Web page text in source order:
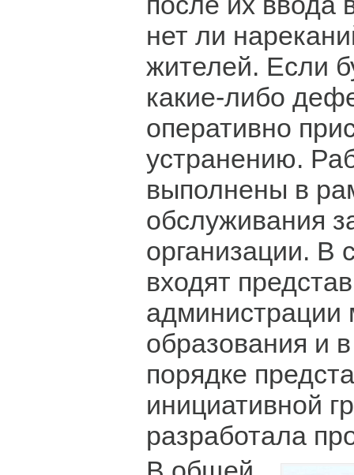
нет ли
жителей. Если
какие-либо
оперативно
устранению.
выполнены в
обслуживания
организации. В
входят
администрации
образования и
порядке
инициативной
разработала